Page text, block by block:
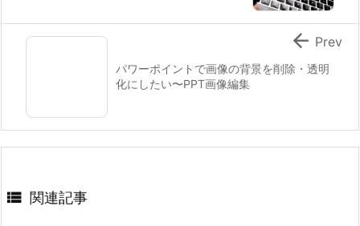
パワーポイントで画像の背景を削除・透明
化にしたい〜PPT画像編集
 Prev
 関連記事